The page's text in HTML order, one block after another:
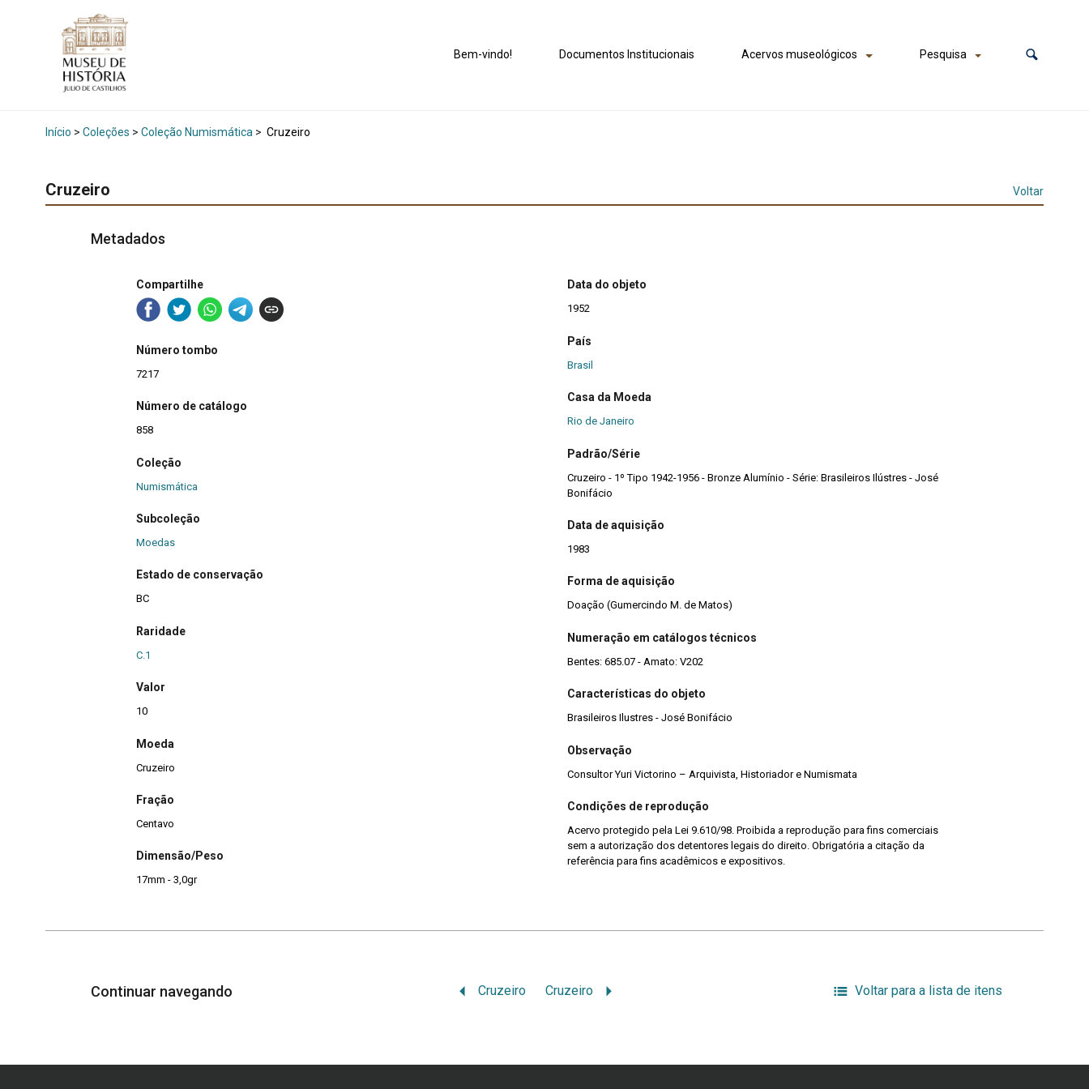
Bem-vindo! Documentos Institucionais Acervos museológicos Pesquisa
Início > Coleções > Coleção Numismática > Cruzeiro
Cruzeiro Voltar
Metadados
Compartilhe
Número tombo
7217
Número de catálogo
858
Coleção
Numismática
Subcoleção
Moedas
Estado de conservação
BC
Raridade
C.1
Valor
10
Moeda
Cruzeiro
Fração
Centavo
Dimensão/Peso
17mm - 3,0gr
Data do objeto
1952
País
Brasil
Casa da Moeda
Rio de Janeiro
Padrão/Série
Cruzeiro - 1º Tipo 1942-1956 - Bronze Alumínio - Série: Brasileiros Ilústres - José
Bonifácio
Data de aquisição
1983
Forma de aquisição
Doação (Gumercindo M. de Matos)
Numeração em catálogos técnicos
Bentes: 685.07 - Amato: V202
Características do objeto
Brasileiros Ilustres - José Bonifácio
Observação
Consultor Yuri Victorino – Arquivista, Historiador e Numismata
Condições de reprodução
Acervo protegido pela Lei 9.610/98. Proibida a reprodução para fins comerciais
sem a autorização dos detentores legais do direito. Obrigatória a citação da
referência para fins acadêmicos e expositivos.
Continuar navegando Cruzeiro Cruzeiro Voltar para a lista de itens